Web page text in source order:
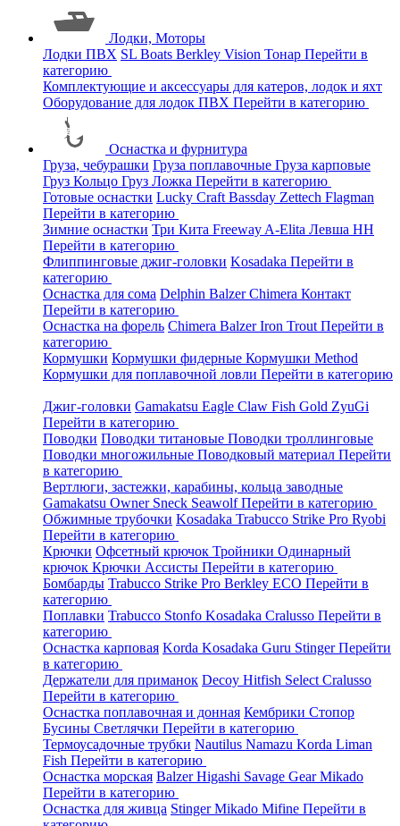
Лодки, Моторы
Лодки ПВХ SL Boats Berkley Vision Тонар Перейти в
категорию
Комплектующие и аксессуары для катеров, лодок и яхт
Оборудование для лодок ПВХ Перейти в категорию
Оснастка и фурнитура
Груза, чебурашки Груза поплавочные Груза карповые
Груз Кольцо Груз Ложка Перейти в категорию
Готовые оснастки Lucky Craft Bassday Zettech Flagman
Перейти в категорию
Зимние оснастки Три Кита Freeway A-Elita Левша НН
Перейти в категорию
Флиппинговые джиг-головки Kosadaka Перейти в
категорию
Оснастка для сома Delphin BalzerChimera Контакт
Перейти в категорию
Оснастка на форель Chimera BalzerIron Trout Перейти в
категорию
Кормушки Кормушки фидерные Кормушки Method
Кормушки для поплавочной ловли Перейти в категорию
Джиг-головки Gamakatsu Eagle Claw Fish Gold ZyuGi
Перейти в категорию
Поводки Поводки титановые Поводки троллинговые
Поводки многожильные Поводковый материал Перейти
в категорию
Вертлюги, застежки, карабины, кольца заводные
Gamakatsu Owner Sneck SeawolfПерейти в категорию
Обжимные трубочки Kosadaka Trabucco Strike Pro Ryobi
Перейти в категорию
Крючки Офсетный крючок Тройники Одинарный
крючок Крючки Ассисты Перейти в категорию
Бомбарды Trabucco Strike Pro Berkley ECO Перейти в
категорию
Поплавки Trabucco Stonfo Kosadaka Cralusso Перейти в
категорию
Оснастка карповая Korda Kosadaka Guru StingerПерейти
в категорию
Держатели для приманок Decoy Hitfish Select Cralusso
Перейти в категорию
Оснастка поплавочная и донная Кембрики Стопор
Бусины Светлячки Перейти в категорию
Термоусадочные трубки Nautilus Namazu Korda Liman
Fish Перейти в категорию
Оснастка морская BalzerHigashi Savage GearMikado
Перейти в категорию
Оснастка для живца StingerMikado Mifine Перейти в